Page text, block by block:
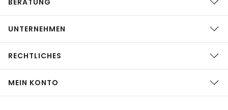
UNTERNEHMEN
RECHTLICHES
MEIN KONTO